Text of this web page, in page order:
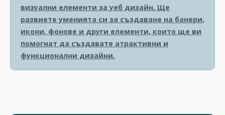
визуални елементи за уеб дизайн. Ще
развиете уменията си за създаване на банери,
икони, фонове и други елементи, които ще ви
помогнат да създавате атрактивни и
функционални дизайни.